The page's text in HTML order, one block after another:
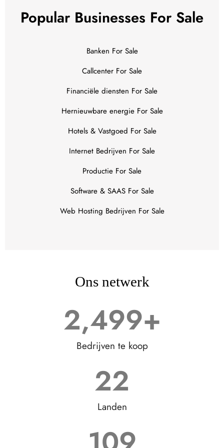
Popular Businesses For Sale
Banken For Sale
Callcenter For Sale
Financiële diensten For Sale
Hernieuwbare energie For Sale
Hotels & Vastgoed For Sale
Internet Bedrijven For Sale
Productie For Sale
Software & SAAS For Sale
Web Hosting Bedrijven For Sale
Ons netwerk
Bedrijven te koop
2,500+
Landen
23